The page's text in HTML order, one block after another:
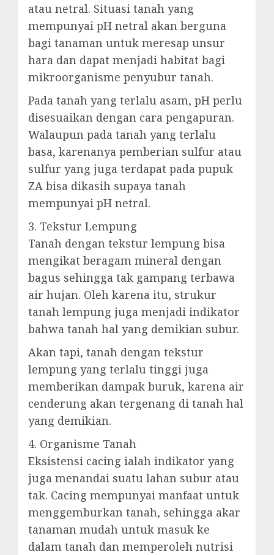
atau netral. Situasi tanah yang
mempunyai pH netral akan berguna
bagi tanaman untuk meresap unsur
hara dan dapat menjadi habitat bagi
mikroorganisme penyubur tanah.
Pada tanah yang terlalu asam, pH perlu
disesuaikan dengan cara pengapuran.
Walaupun pada tanah yang terlalu
basa, karenanya pemberian sulfur atau
sulfur yang juga terdapat pada pupuk
ZA bisa dikasih supaya tanah
mempunyai pH netral.
3. Tekstur Lempung
Tanah dengan tekstur lempung bisa
mengikat beragam mineral dengan
bagus sehingga tak gampang terbawa
air hujan. Oleh karena itu, strukur
tanah lempung juga menjadi indikator
bahwa tanah hal yang demikian subur.
Akan tapi, tanah dengan tekstur
lempung yang terlalu tinggi juga
memberikan dampak buruk, karena air
cenderung akan tergenang di tanah hal
yang demikian.
4. Organisme Tanah
Eksistensi cacing ialah indikator yang
juga menandai suatu lahan subur atau
tak. Cacing mempunyai manfaat untuk
menggemburkan tanah, sehingga akar
tanaman mudah untuk masuk ke
dalam tanah dan memperoleh nutrisi